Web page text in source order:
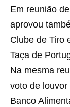
Em reunião
aprovou
Clube de Tiro
Taça de
Na mesma
voto de
Banco